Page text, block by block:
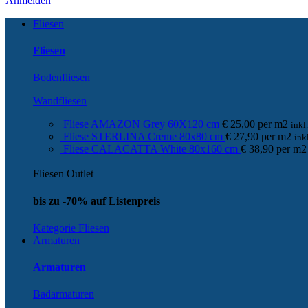
Fliesen
Fliesen
Bodenfliesen
Wandfliesen
Fliese AMAZON Grey 60X120 cm € 25,00 per m2
Fliese STERLINA Creme 80x80 cm € 27,90 per m2
Fliese CALACATTA White 80x160 cm € 38,90 per m2
Fliesen Outlet
bis zu -70% auf Listenpreis
Kategorie Fliesen
Armaturen
Armaturen
Badarmaturen